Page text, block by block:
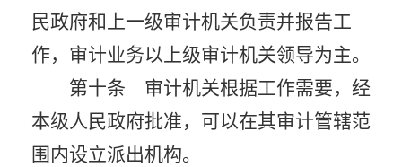
民政府和上一级审计机关负责并报告工
作，审计业务以上级审计机关领导为主。
第十条 审计机关根据工作需要，经
本级人民政府批准，可以在其审计管辖范
围内设立派出机构。